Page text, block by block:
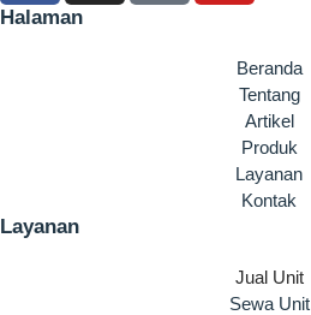
Halaman
Beranda
Tentang
Artikel
Produk
Layanan
Kontak
Layanan
Jual Unit
Sewa Unit